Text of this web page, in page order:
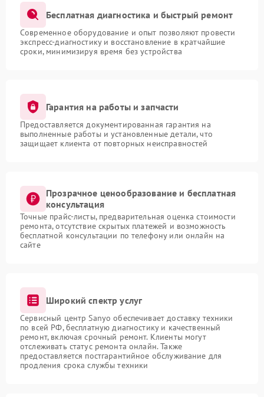
Бесплатная диагностика и быстрый ремонт
Современное оборудование и опыт позволяют провести
экспресс-диагностику и восстановление в кратчайшие
сроки, минимизируя время без устройства
Гарантия на работы и запчасти
Предоставляется документированная гарантия на
выполненные работы и установленные детали, что
защищает клиента от повторных неисправностей
Прозрачное ценообразование и бесплатная
консультация
Точные прайс-листы, предварительная оценка стоимости
ремонта, отсутствие скрытых платежей и возможность
бесплатной консультации по телефону или онлайн на
сайте
Широкий спектр услуг
Сервисный центр Sanyo обеспечивает доставку техники
по всей РФ, бесплатную диагностику и качественный
ремонт, включая срочный ремонт. Клиенты могут
отслеживать статус ремонта онлайн. Также
предоставляется постгарантийное обслуживание для
продления срока службы техники